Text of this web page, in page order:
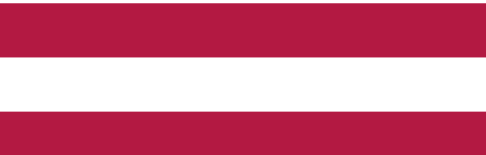
oraș Turda, la doar 80 de metri distanță de intrarea la
sejur confortabil și relaxant într-un mediu prietenos și
cu bun gust, oferind un somn odihnitor și relaxant. De
utilată vă oferă posibilitatea de a pregăti mâncăruri
să vă întrerupeți activitățile. Al doilea apartament este